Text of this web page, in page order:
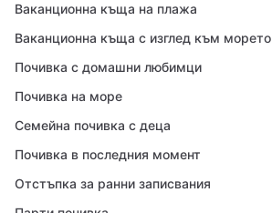
Ваканционна къща на плажа
Ваканционна къща с изглед към морето
Почивка с домашни любимци
Почивка на море
Семейна почивка с деца
Почивка в последния момент
Отстъпка за ранни записвания